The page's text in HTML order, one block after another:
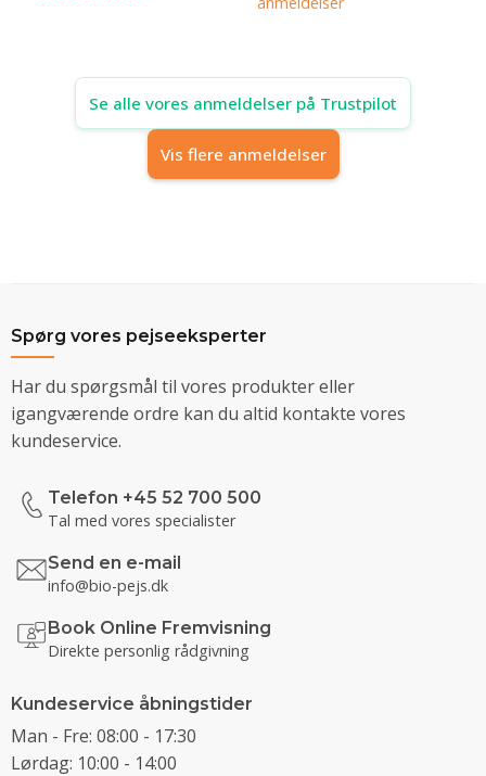
Se alle vores anmeldelser på Trustpilot
Vis flere anmeldelser
Spørg vores pejseeksperter
Har du spørgsmål til vores produkter eller
igangværende ordre kan du altid kontakte vores
kundeservice.
Telefon +45 52 700 500
Tal med vores specialister
Send en e-mail
info@bio-pejs.dk
Book Online Fremvisning
Direkte personlig rådgivning
Kundeservice åbningstider
Man - Fre: 08:00 - 17:30
Lørdag: 10:00 - 14:00